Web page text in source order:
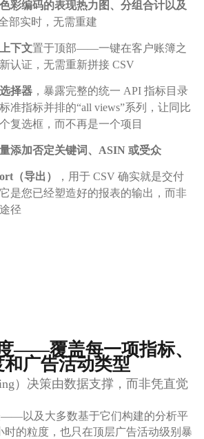
彩编码的表现热力图、分组合计以及
实时，无需重建
下文置于顶部——一键在客户账簿之
认证，无需重新拼接 CSV
择器 ，暴露完整的统一 API 指标目录
指标并排的“all views”系列，让同比
复选框，而不再是一个项目
添加否定关键词、ASIN 或受众
（导出）
，用于 CSV 确实就是交付
您已经塑造好的报表的输出，而非
径
——覆盖每一项指标、
和广告活动类型
）决策由数据支撑，而非凭直觉
——以及大多数基于它们构建的分析平
的粒度，也只在顶层广告活动级别暴